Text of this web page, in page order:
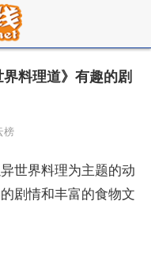
界料理道》有趣的剧
榜
世界料理为主题的动
剧情和丰富的食物文